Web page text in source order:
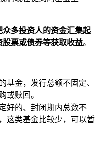
众多投资人的资金汇集起
票或债券等获取收益。
基金，发行总额不固定、
或赎回。
好的、封闭期内总数不
这类基金比较少，可以暂